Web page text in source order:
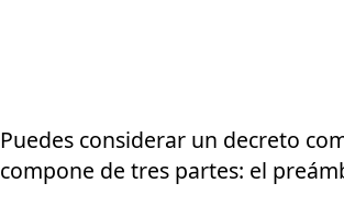
Puedes considerar un decreto
compone de tres partes: el